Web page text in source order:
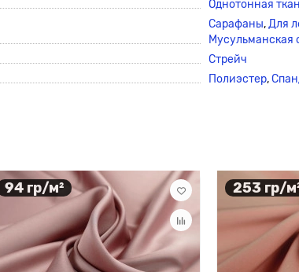
Однотонная
Сарафаны,Для
Мусульманская
Стрейч
Полиэстер,
94 гр/м² 253 гр/